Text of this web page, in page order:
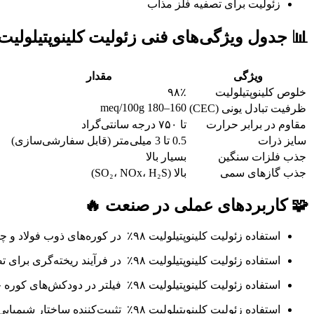
زئولیت برای تصفیه فلز مذاب
📊 جدول ویژگی‌های فنی زئولیت کلینوپتیلولیت
ویژگی
مقدار
خلوص کلینوپتیلولیت
۹۸٪
ظرفیت تبادل یونی (CEC)
160–180 meq/100g
مقاوم در برابر حرارت
تا ۷۵۰ درجه سانتی‌گراد
سایز ذرات
0.5 تا 3 میلی‌متر (قابل سفارشی‌سازی)
جذب فلزات سنگین
بسیار بالا
جذب گازهای سمی
بالا (SO₂، NOx، H₂S)
🧩 کاربردهای عملی در صنعت 🔥
استفاده زئولیت کلینوپتیلولیت ۹۸٪ در کوره‌های ذوب فولاد و چدن
استفاده زئولیت کلینوپتیلولیت ۹۸٪ در فرآیند ریخته‌گری برای تصفیه مذاب
استفاده زئولیت کلینوپتیلولیت ۹۸٪ فیلتر در دودکش‌های کوره جهت جذب گازهای مضر
استفاده زئولیت کلینوپتیلولیت ۹۸٪ تثبیت‌کننده ساختار شیمیایی فلز در حین سردسازی